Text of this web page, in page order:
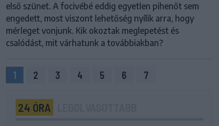
első szünet. A focivébé eddig egyetlen pihenőt sem
engedett, most viszont lehetőség nyílik arra, hogy
mérleget vonjunk. Kik okoztak meglepetést és
csalódást, mit várhatunk a továbbiakban?
1 2 3 4 5 6 7
24 ÓRA